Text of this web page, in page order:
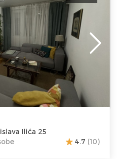
Gosti: 4
Kvadratura :53
m2
Struktura :
Dvosoban
Ilića 25
4.7 (10)